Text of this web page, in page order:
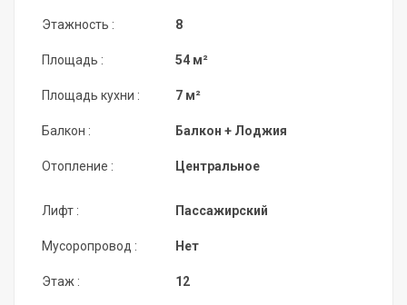
Этажность :
Площадь :
Площадь кухни :
Балкон :
Отопление :
8
54 м²
7 м²
Балкон + Лоджия
Центральное
Лифт :
Мусоропровод :
Этаж :
Пассажирский
Нет
12